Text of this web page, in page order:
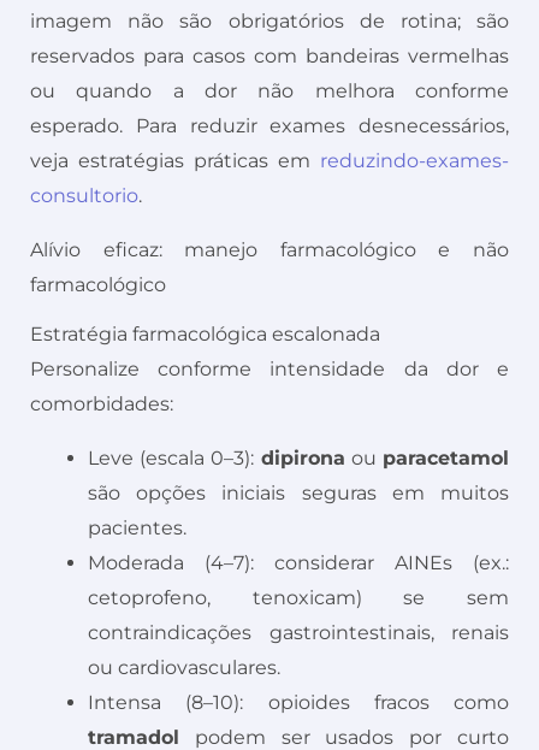
imagem não são obrigatórios de rotina; são
reservados para casos com bandeiras vermelhas
ou quando a dor não melhora conforme
esperado. Para reduzir exames desnecessários,
veja estratégias práticas em reduzindo-exames-
consultorio.
Alívio eficaz: manejo farmacológico e não
farmacológico
Estratégia farmacológica escalonada
Personalize conforme intensidade da dor e
comorbidades:
Leve (escala 0–3): dipirona ou paracetamol
são opções iniciais seguras em muitos
pacientes.
Moderada (4–7): considerar AINEs (ex.:
cetoprofeno, tenoxicam) se sem
contraindicações gastrointestinais, renais
ou cardiovasculares.
Intensa (8–10): opioides fracos como
tramadol podem ser usados por curto